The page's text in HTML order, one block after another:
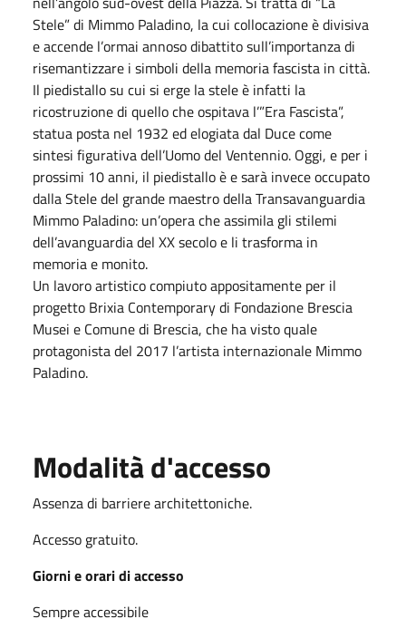
Stele” di Mimmo Paladino, la cui collocazione è divisiva
e accende l’ormai annoso dibattito sull’importanza di
risemantizzare i simboli della memoria fascista in città.
Il piedistallo su cui si erge la stele è infatti la
ricostruzione di quello che ospitava l’”Era Fascista”,
statua posta nel 1932 ed elogiata dal Duce come
sintesi figurativa dell’Uomo del Ventennio. Oggi, e per i
prossimi 10 anni, il piedistallo è e sarà invece occupato
dalla Stele del grande maestro della Transavanguardia
Mimmo Paladino: un’opera che assimila gli stilemi
dell’avanguardia del XX secolo e li trasforma in
memoria e monito.
Un lavoro artistico compiuto appositamente per il
progetto Brixia Contemporary di Fondazione Brescia
Musei e Comune di Brescia, che ha visto quale
protagonista del 2017 l’artista internazionale Mimmo
Paladino.
Modalità d'accesso
Assenza di barriere architettoniche.
Accesso gratuito.
Giorni e orari di accesso
Sempre accessibile